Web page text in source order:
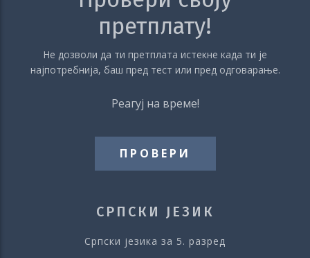
претплату!
Не дозволи да ти претплата истекне када ти је
најпотребнија, баш пред тест или пред одговарање.
Реагуј на време!
ПРОВЕРИ
СРПСКИ ЈЕЗИК
Српски језика за 5. разред